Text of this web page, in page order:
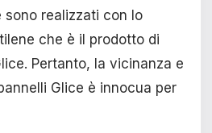
sono realizzati con lo
che è il prodotto di
Pertanto, la vicinanza e
Glice è innocua per